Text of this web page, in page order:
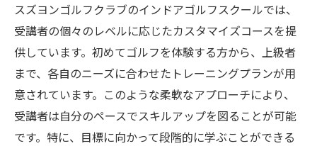
個室空間での贅沢な練習時間
スズヨンゴルフクラブのインドアゴルフスクー
ル初心者から上級者まで満足の理由
多彩なコース設定と柔軟な対応
上級者向けの高度なトレーニング
初心者歓迎の親切な指導
スズヨンゴルフクラブのインドアゴルフスクールでは、
受講者の個々のレベルに応じたカスタマイズコースを提
供しています。初めてゴルフを体験する方から、上級者
まで、各自のニーズに合わせたトレーニングプランが用
意されています。このような柔軟なアプローチにより、
受講者は自分のペースでスキルアップを図ることが可能
です。特に、目標に向かって段階的に学ぶことができる